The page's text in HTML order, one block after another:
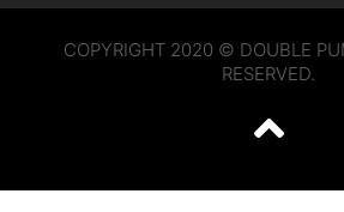
COPYRIGHT 2020 © DOUBLE
RESERVED.